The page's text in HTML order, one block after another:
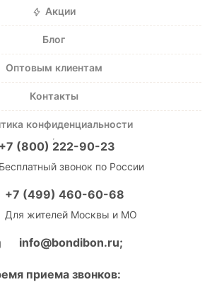
Акции
Блог
Оптовым клиентам
Контакты
конфиденциальности
+7 (800) 222-90-23
Бесплатный звонок по России
+7 (499) 460-60-68
Для жителей Москвы и МО
info@bondibon.ru;
приема звонков: